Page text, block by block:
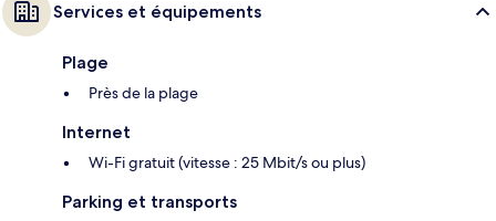
Services et équipements
Plage
Près de la plage
Internet
Wi-Fi gratuit (vitesse : 25 Mbit/s ou plus)
Parking et transports